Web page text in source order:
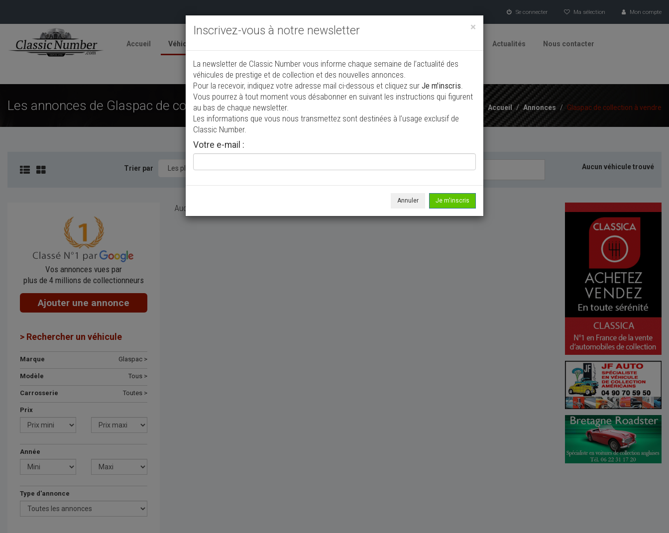
Se connecter Ma sélection Mon compte
Accueil Véhicules Actualités Nous contacter
Ajouter une annonce
Les annonces de Glaspac de collection à vendre Accueil / Annonces / Glaspac de collection à vendre
Trier par Aucun véhicule trouvé
Vos annonces vues par
plus de 4 millions de collectionneurs
Ajouter une annonce
> Rechercher un véhicule
Marque Glaspac >
Modèle Tous >
Carrosserie Toutes >
Prix
Année
Type d'annonce
Aucun véhicule ne correspond à votre recherche, veuillez modifier vos critères de recherche...
×
Inscrivez-vous à notre newsletter
La newsletter de Classic Number vous informe chaque semaine de l’actualité des
véhicules de prestige et de collection et des nouvelles annonces.
Pour la recevoir, indiquez votre adresse mail ci-dessous et cliquez sur Je m'inscris.
Vous pourrez à tout moment vous désabonner en suivant les instructions qui figurent
au bas de chaque newsletter.
Les informations que vous nous transmettez sont destinées à l’usage exclusif de
Classic Number.
Votre e-mail :
Annuler Je m'inscris